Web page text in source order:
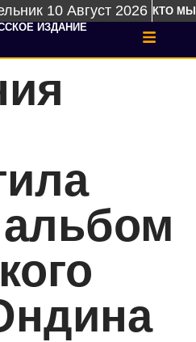
10 Август 2026 КТО МЫ
ИЗДАНИЕ